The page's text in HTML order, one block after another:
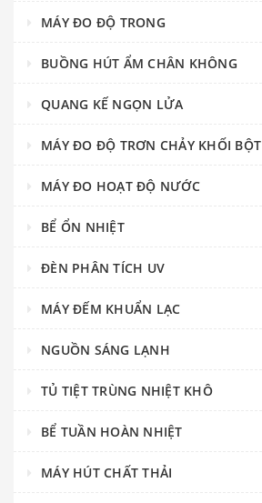
MÁY ĐO ĐỘ TRONG
BUỒNG HÚT ẨM CHÂN KHÔNG
QUANG KẾ NGỌN LỬA
MÁY ĐO ĐỘ TRƠN CHẢY KHỐI BỘT
MÁY ĐO HOẠT ĐỘ NƯỚC
BỂ ỔN NHIỆT
ĐÈN PHÂN TÍCH UV
MÁY ĐẾM KHUẨN LẠC
NGUỒN SÁNG LẠNH
TỦ TIỆT TRÙNG NHIỆT KHÔ
BỂ TUẦN HOÀN NHIỆT
MÁY HÚT CHẤT THẢI